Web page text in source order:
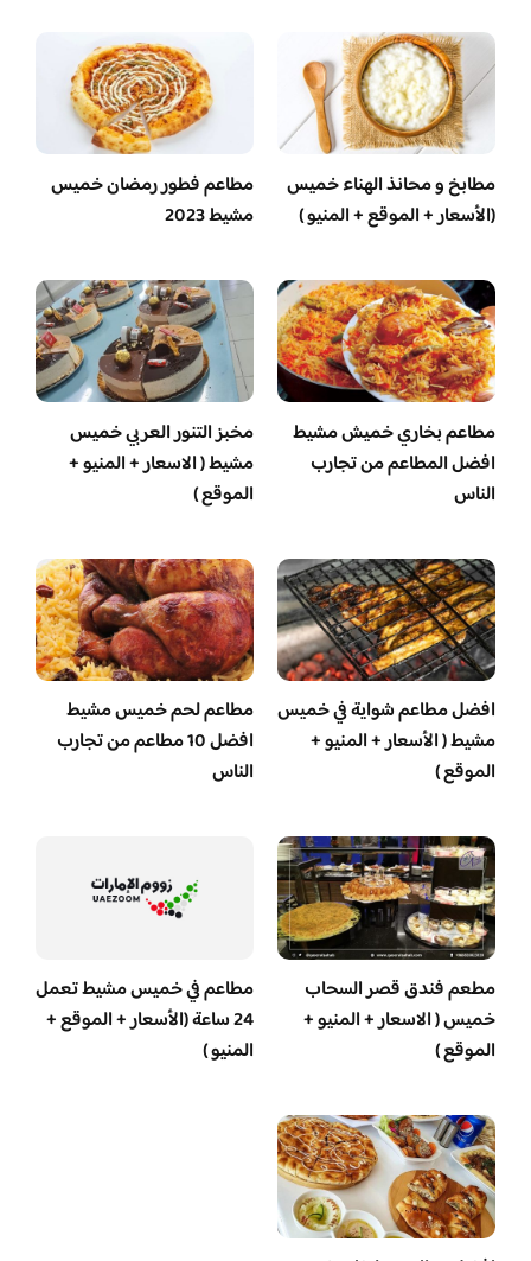
مطابخ و محانذ الهناء خميس
(الأسعار + الموقع + المنيو )
مطاعم فطور رمضان خميس
مشيط 2023
مطاعم بخاري خميش مشيط
افضل المطاعم من تجارب
الناس
مخبز التنور العربي خميس
مشيط ( الاسعار + المنيو +
الموقع )
افضل مطاعم شواية في خميس
مشيط ( الأسعار + المنيو +
الموقع )
مطاعم لحم خميس مشيط
افضل 10 مطاعم من تجارب
الناس
مطعم فندق قصر السحاب
خميس ( الاسعار + المنيو +
الموقع )
مطاعم في خميس مشيط تعمل
24 ساعة (الأسعار + الموقع +
المنيو )